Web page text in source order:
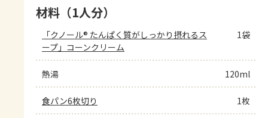
材料（1人分）
「クノール® たんぱく質がしっかり摂れるス
ープ」コーンクリーム
1袋
熱湯 120ml
食パン6枚切り 1枚